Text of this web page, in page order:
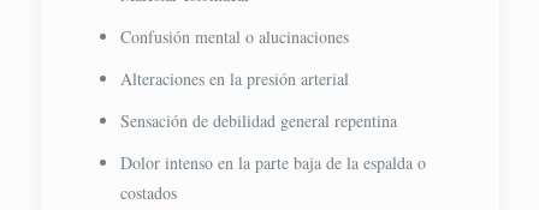
Confusión mental o alucinaciones
Alteraciones en la presión arterial
Sensación de debilidad general repentina
Dolor intenso en la parte baja de la espalda o
costados